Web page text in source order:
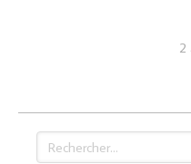
2
Rechercher